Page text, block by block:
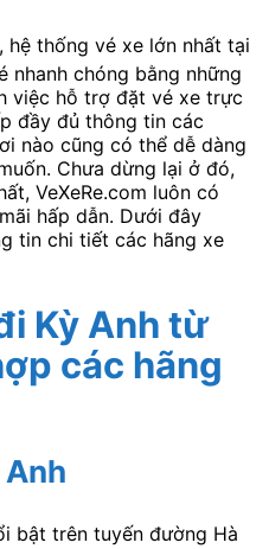
, hệ thống vé xe lớn nhất tại
nhanh chóng bằng những
việc hỗ trợ đặt vé xe trực
đầy đủ thông tin các
nào cũng có thể dễ dàng
Chưa dừng lại ở đó,
VeXeRe.com luôn có
hấp dẫn. Dưới đây
tin chi tiết các hãng xe
Kỳ Anh từ
các hãng
bật trên tuyến đường Hà